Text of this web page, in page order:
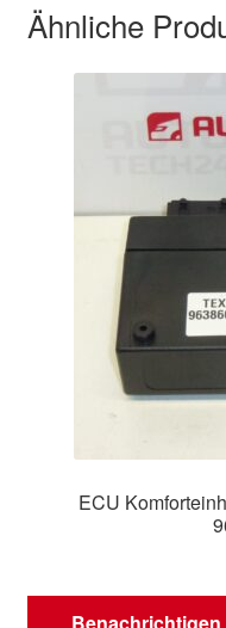
Ähnliche
ECU